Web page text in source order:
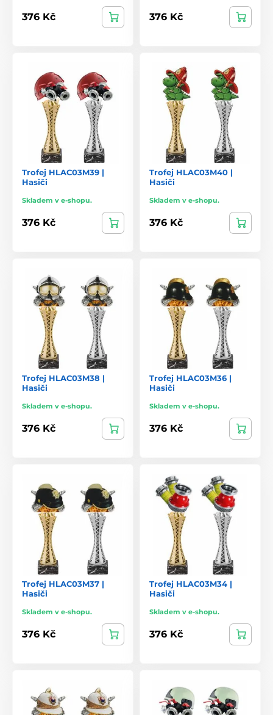
376 Kč 376 Kč
Trofej HLAC03M39 |
Hasiči
Skladem v e-shopu.
376 Kč
Trofej HLAC03M40 |
Hasiči
Skladem v e-shopu.
376 Kč
Trofej HLAC03M38 |
Hasiči
Skladem v e-shopu.
376 Kč
Trofej HLAC03M36 |
Hasiči
Skladem v e-shopu.
376 Kč
Trofej HLAC03M37 |
Hasiči
Skladem v e-shopu.
376 Kč
Trofej HLAC03M34 |
Hasiči
Skladem v e-shopu.
376 Kč